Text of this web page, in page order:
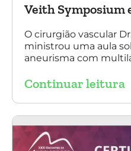
Veith Symposium
O cirurgião vascular
ministrou uma aula
aneurisma com
Continuar leitura